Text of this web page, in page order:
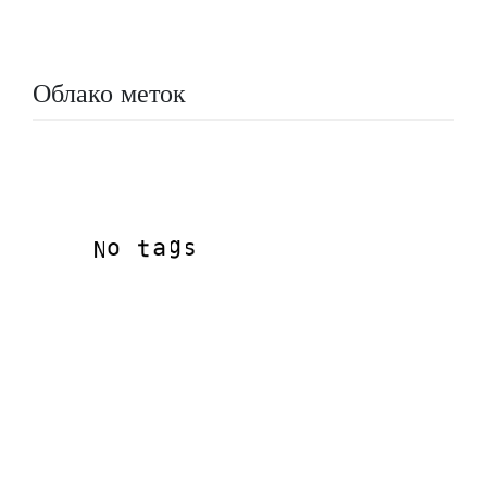
Облако меток